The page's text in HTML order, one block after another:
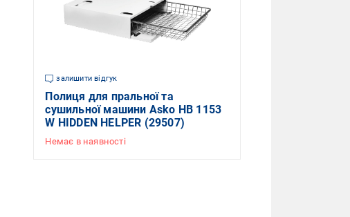
залишити відгук
Полиця для пральної та
сушильної машини Asko HB 1153
W HIDDEN HELPER (29507)
Немає в наявності